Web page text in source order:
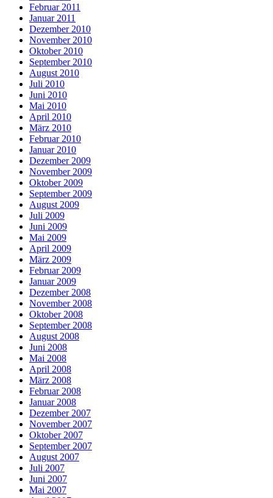
Februar 2011
Januar 2011
Dezember 2010
November 2010
Oktober 2010
September 2010
August 2010
Juli 2010
Juni 2010
Mai 2010
April 2010
März 2010
Februar 2010
Januar 2010
Dezember 2009
November 2009
Oktober 2009
September 2009
August 2009
Juli 2009
Juni 2009
Mai 2009
April 2009
März 2009
Februar 2009
Januar 2009
Dezember 2008
November 2008
Oktober 2008
September 2008
August 2008
Juni 2008
Mai 2008
April 2008
März 2008
Februar 2008
Januar 2008
Dezember 2007
November 2007
Oktober 2007
September 2007
August 2007
Juli 2007
Juni 2007
Mai 2007